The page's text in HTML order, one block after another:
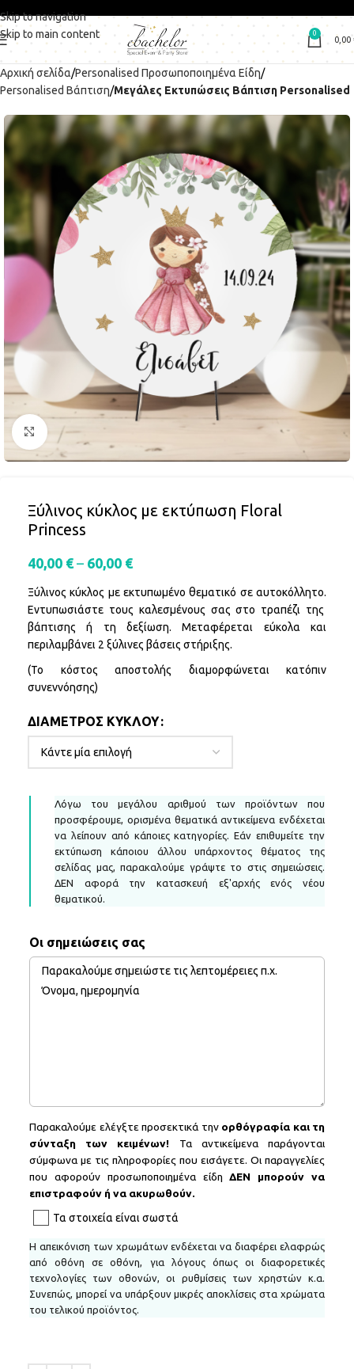
Skip to navigation
Skip to main content
0
0,00
Αρχική σελίδα Personalised Προσωποποιημένα Είδη
Personalised Βάπτιση Μεγάλες Εκτυπώσεις Βάπτιση Personalised
Click to enlarge
Ξύλινος κύκλος με εκτύπωση Floral
Princess
40,00 € – 60,00 €
Ξύλινος κύκλος με εκτυπωμένο θεματικό σε αυτοκόλλητο.
Εντυπωσιάστε τους καλεσμένους σας στο τραπέζι της
βάπτισης ή τη δεξίωση. Μεταφέρεται εύκολα και
περιλαμβάνει 2 ξύλινες βάσεις στήριξης.
(Το κόστος αποστολής διαμορφώνεται κατόπιν
συνεννόησης)
ΔΙΆΜΕΤΡΟΣ ΚΎΚΛΟΥ
Λόγω του μεγάλου αριθμού των προϊόντων που
προσφέρουμε, ορισμένα θεματικά αντικείμενα ενδέχεται
να λείπουν από κάποιες κατηγορίες. Εάν επιθυμείτε την
εκτύπωση κάποιου άλλου υπάρχοντος θέματος της
σελίδας μας, παρακαλούμε γράψτε το στις σημειώσεις.
ΔΕΝ αφορά την κατασκευή εξ'αρχής ενός νέου
θεματικού.
Οι σημειώσεις σας
Παρακαλούμε ελέγξτε προσεκτικά την ορθόγραφία και τη
σύνταξη των κειμένων! Τα αντικείμενα παράγονται
σύμφωνα με τις πληροφορίες που εισάγετε. Οι παραγγελίες
που αφορούν προσωποποιημένα είδηΔΕΝ μπορούν να
επιστραφούν ή να ακυρωθούν.
Τα στοιχεία είναι σωστά
H απεικόνιση των χρωμάτων ενδέχεται να διαφέρει ελαφρώς
από οθόνη σε οθόνη, για λόγους όπως οι διαφορετικές
τεχνολογίες των οθονών, οι ρυθμίσεις των χρηστών κ.α.
Συνεπώς, μπορεί να υπάρξουν μικρές αποκλίσεις στα χρώματα
του τελικού προϊόντος.